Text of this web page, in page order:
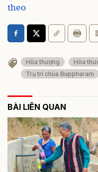
theo
Hòa thượng
Hòa
Trụ trì chùa Buppharam
BÀI LIÊN QUAN